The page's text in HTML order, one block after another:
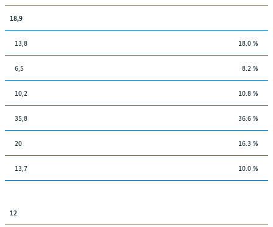
18,9
13,8 18.0 %
6,5 8.2 %
10,2 10.8 %
35,8 36.6 %
20 16.3 %
13,7 10.0 %
12